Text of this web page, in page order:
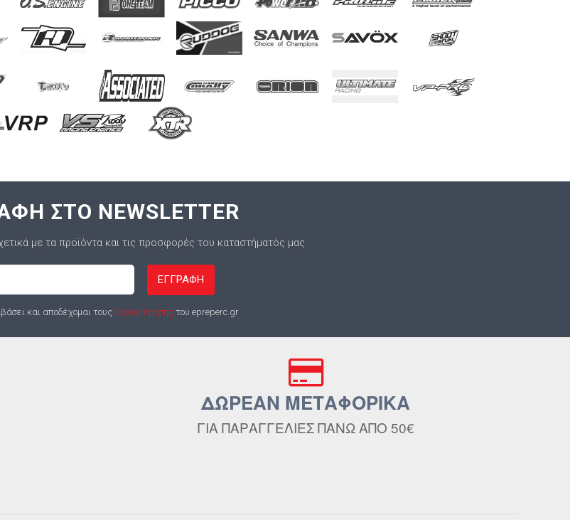
ΣΤΟ NEWSLETTER
με τα προϊόντα και τις προσφορές του καταστήματός μας
ΕΓΓΡΑΦΗ
και αποδέχομαι τουςΌρους Χρήσης του epreperc.gr
ΔΩΡΕΑΝ ΜΕΤΑΦΟΡΙΚΑ
ΓΙΑ ΠΑΡΑΓΓΕΛΙΕΣ ΠΑΝΩ ΑΠΟ 50€